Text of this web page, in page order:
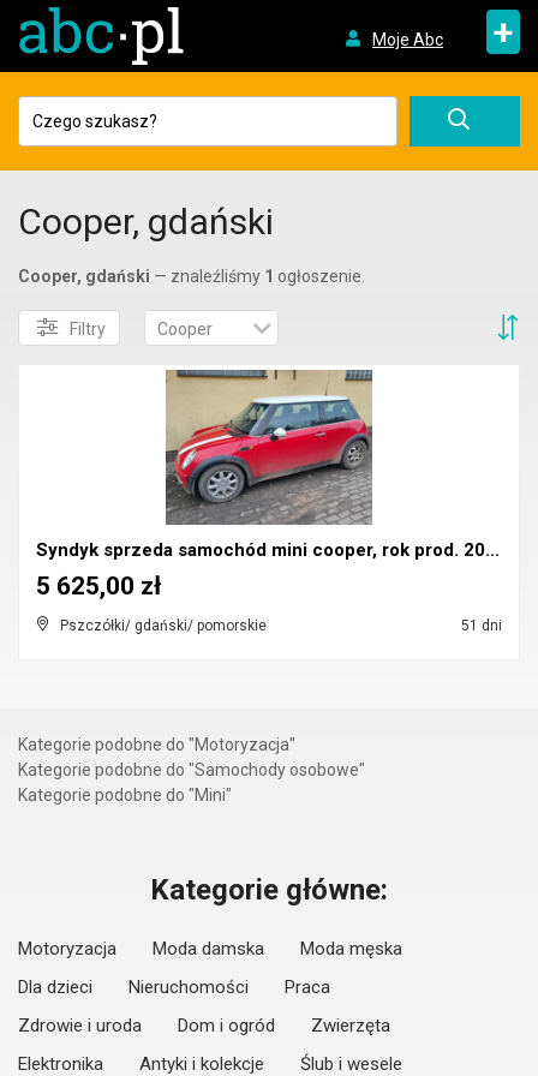
Moje Abc +
Cooper, gdański
Cooper, gdański — znaleźliśmy 1 ogłoszenie.
Filtry Cooper
Syndyk sprzeda samochód mini cooper, rok prod. 200...
Pszczółki/ gdański/ pomorskie 51 dni
5 625,00 zł
Kategorie podobne do "Motoryzacja"
Kategorie podobne do "Samochody osobowe"
Kategorie podobne do "Mini"
Kategorie główne:
Motoryzacja Moda damska
Moda męska
Dla dzieci
Nieruchomości
Praca
Zdrowie i uroda
Dom i ogród
Zwierzęta
Elektronika
Antyki i kolekcje Ślub i wesele